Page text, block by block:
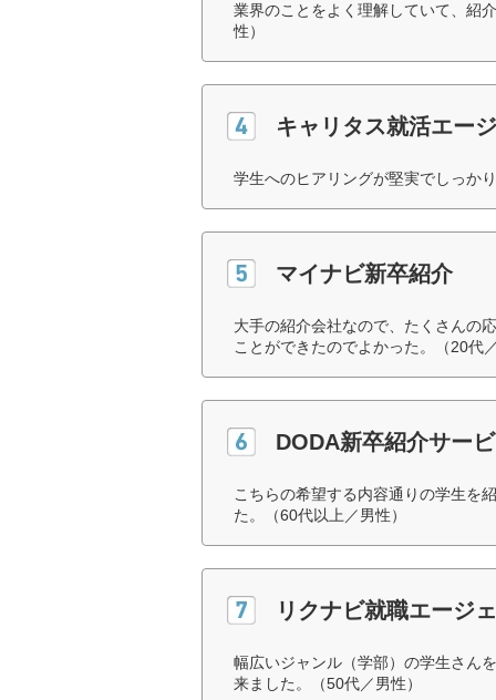
業界のことをよく理解していて、紹
性）
キャリタス就活エー
学生へのヒアリングが堅実でしっか
マイナビ新卒紹介
大手の紹介会社なので、たくさんの
ことができたのでよかった。（20代
DODA新卒紹介サー
こちらの希望する内容通りの学生を
た。（60代以上／男性）
リクナビ就職エージ
幅広いジャンル（学部）の学生さん
来ました。（50代／男性）